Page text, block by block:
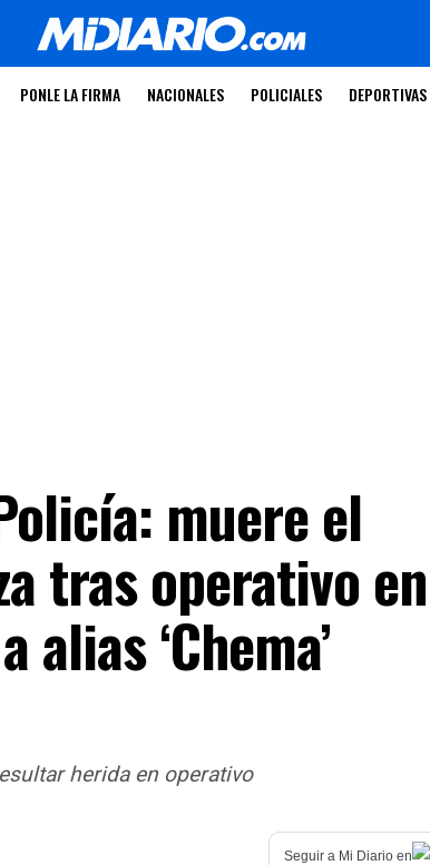
PONLE LA FIRMA NACIONALES POLICIALES DEPORTIVAS
muere el
tras operativo en
‘Chema’
herida en operativo
Seguir a Mi Diario en